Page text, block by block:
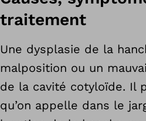
traitement
Une dysplasie de la
malposition ou un
de la cavité cotyloïde. Il
qu’on appelle dans le